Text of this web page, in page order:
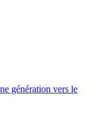
génération vers le